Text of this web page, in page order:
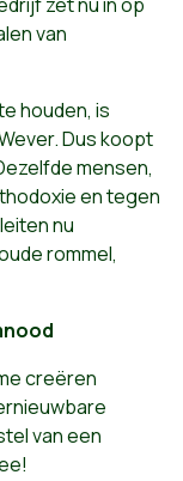
van
houden, is
Dus koopt
mensen,
en tegen
nu
rommel,
creëren
van een